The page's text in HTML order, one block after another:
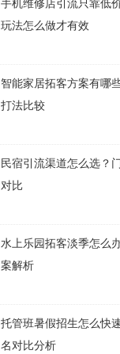
手机维修店引流只靠低
玩法怎么做才有效
智能家居拓客方案有哪
打法比较
民宿引流渠道怎么选？
对比
水上乐园拓客淡季怎么
案解析
托管班暑假招生怎么快
名对比分析